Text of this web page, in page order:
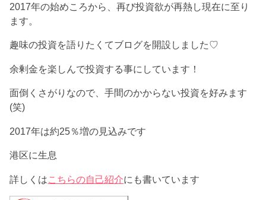
2017年の始めころから、再び投資欲が再熱し現在に至り
ます。
趣味の投資を語りたくてブログを開設しました♡
余剰金を楽しんで投資する事にしています！
面倒くさがりなので、手間のかからない投資を好みます
(笑)
2017年は約25％増の見込みです
港区に生息
詳しくはこちらの自己紹介にも書いています